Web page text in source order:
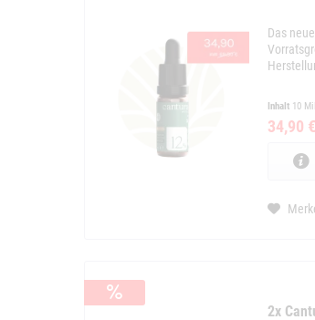
Das
Inhalt 10
34,90
2x